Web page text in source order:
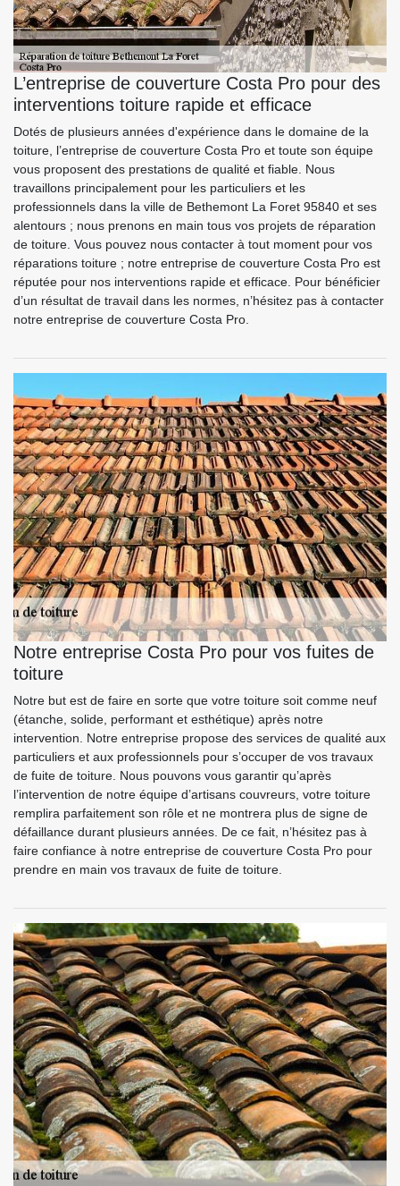
L’entreprise de couverture Costa Pro pour des
interventions toiture rapide et efficace
Dotés de plusieurs années d'expérience dans le domaine de la
toiture, l’entreprise de couverture Costa Pro et toute son équipe
vous proposent des prestations de qualité et fiable. Nous
travaillons principalement pour les particuliers et les
professionnels dans la ville de Bethemont La Foret 95840 et ses
alentours ; nous prenons en main tous vos projets de réparation
de toiture. Vous pouvez nous contacter à tout moment pour vos
réparations toiture ; notre entreprise de couverture Costa Pro est
réputée pour nos interventions rapide et efficace. Pour bénéficier
d’un résultat de travail dans les normes, n’hésitez pas à contacter
notre entreprise de couverture Costa Pro.
Notre entreprise Costa Pro pour vos fuites de
toiture
Notre but est de faire en sorte que votre toiture soit comme neuf
(étanche, solide, performant et esthétique) après notre
intervention. Notre entreprise propose des services de qualité aux
particuliers et aux professionnels pour s’occuper de vos travaux
de fuite de toiture. Nous pouvons vous garantir qu’après
l’intervention de notre équipe d’artisans couvreurs, votre toiture
remplira parfaitement son rôle et ne montrera plus de signe de
défaillance durant plusieurs années. De ce fait, n’hésitez pas à
faire confiance à notre entreprise de couverture Costa Pro pour
prendre en main vos travaux de fuite de toiture.